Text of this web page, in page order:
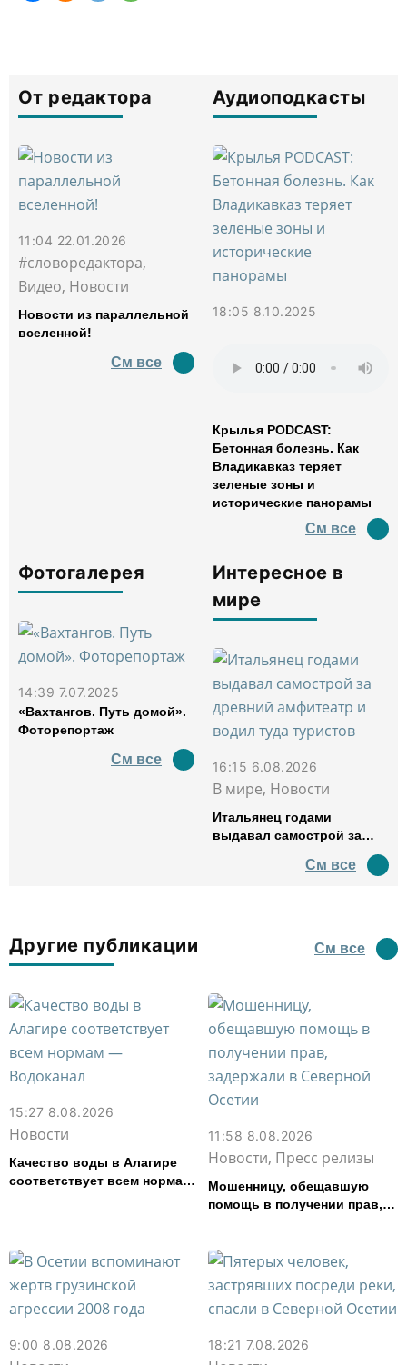
От редактора
11:04 22.01.2026
#словоредактора,
Видео, Новости
Новости из параллельной
вселенной!
См все
Аудиоподкасты
18:05 8.10.2025
Крылья PODCAST:
Бетонная болезнь. Как
Владикавказ теряет
зеленые зоны и
исторические панорамы
См все
Фотогалерея
14:39 7.07.2025
«Вахтангов. Путь домой».
Фоторепортаж
См все
Интересное в
мире
16:15 6.08.2026
В мире, Новости
Итальянец годами
выдавал самострой за
водил туда туристов
См все
Другие публикации См все
15:27 8.08.2026
Новости
Качество воды в Алагире
соответствует всем нормам
11:58 8.08.2026
Новости, Пресс релизы
Мошенницу, обещавшую
помощь в получении прав,
9:00 8.08.2026 18:21 7.08.2026